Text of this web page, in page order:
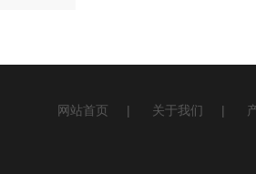
网站首页 | 关于我们 |